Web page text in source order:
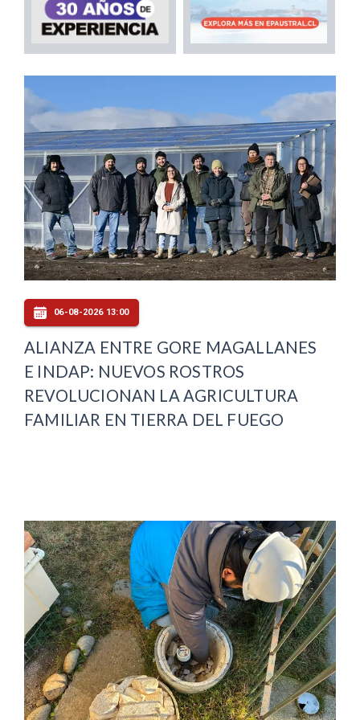
06-08-2026 13:00
ALIANZA ENTRE GORE MAGALLANES
E INDAP: NUEVOS ROSTROS
REVOLUCIONAN LA AGRICULTURA
FAMILIAR EN TIERRA DEL FUEGO